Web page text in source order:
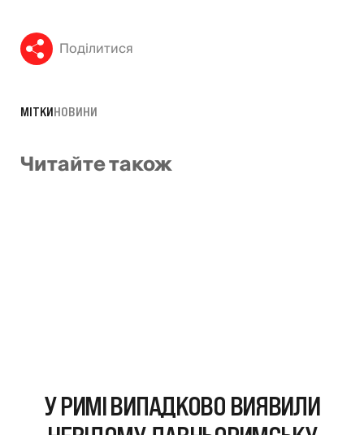
Поділитися
МІТКИНОВИНИ
Читайте також
У РИМІ ВИПАДКОВО ВИЯВИЛИ